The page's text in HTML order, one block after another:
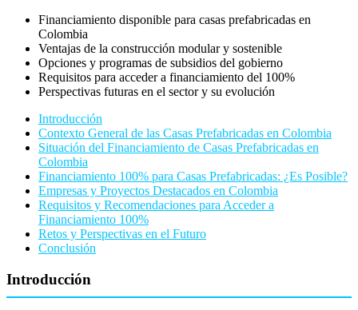
Financiamiento disponible para casas prefabricadas en
Colombia
Ventajas de la construcción modular y sostenible
Opciones y programas de subsidios del gobierno
Requisitos para acceder a financiamiento del 100%
Perspectivas futuras en el sector y su evolución
Introducción
Contexto General de las Casas Prefabricadas en Colombia
Situación del Financiamiento de Casas Prefabricadas en
Colombia
Financiamiento 100% para Casas Prefabricadas: ¿Es Posible?
Empresas y Proyectos Destacados en Colombia
Requisitos y Recomendaciones para Acceder a
Financiamiento 100%
Retos y Perspectivas en el Futuro
Conclusión
Introducción